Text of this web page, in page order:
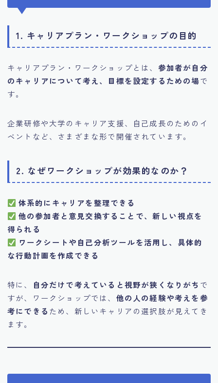
1. キャリアプラン・ワークショップの目的
キャリアプラン・ワークショップとは、 参加者が自分
のキャリアについて考え、目標を設定するための場で
す。
企業研修や大学のキャリア支援、自己成長のためのイ
ベントなど、さまざまな形で開催されています。
2. なぜワークショップが効果的なのか？
体系的にキャリアを整理できる
他の参加者と意見交換することで、新しい視点を
得られる
ワークシートや自己分析ツールを活用し、具体的
な行動計画を作成できる
特に、 自分だけで考えていると視野が狭くなりがち で
すが、ワークショップでは、 他の人の経験や考えを参
考にできる ため、新しいキャリアの選択肢が見えてき
ます。